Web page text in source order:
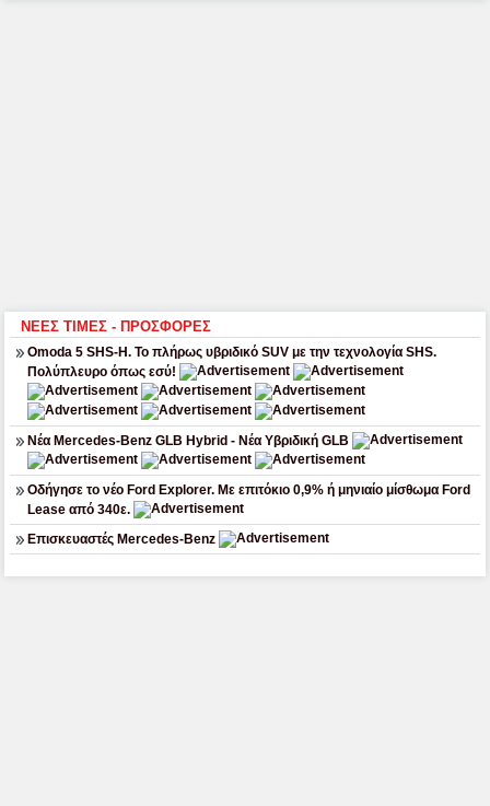
ΝΕΕΣ ΤΙΜΕΣ - ΠΡΟΣΦΟΡΕΣ
Omoda 5 SHS-H. Το πλήρως υβριδικό SUV με την τεχνολογία SHS.
Πολύπλευρο όπως εσύ!
Νέα Mercedes-Benz GLB Hybrid - Νέα Υβριδική GLB
Οδήγησε το νέο Ford Explorer. Με επιτόκιο 0,9% ή μηνιαίο μίσθωμα Ford
Lease από 340ε.
Επισκευαστές Mercedes-Benz